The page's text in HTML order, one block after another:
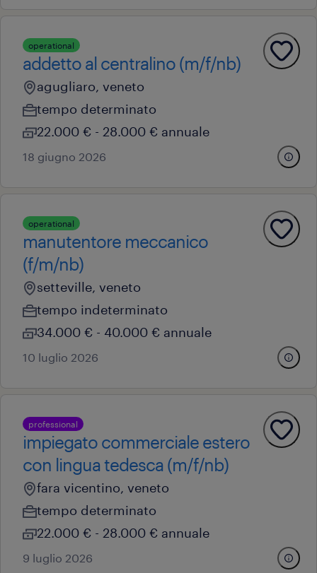
operational
addetto al centralino (m/f/nb)
agugliaro, veneto
tempo determinato
22.000 € - 28.000 € annuale
18 giugno 2026
operational
manutentore meccanico
(f/m/nb)
setteville, veneto
tempo indeterminato
34.000 € - 40.000 € annuale
10 luglio 2026
professional
impiegato commerciale estero
con lingua tedesca (m/f/nb)
fara vicentino, veneto
tempo determinato
22.000 € - 28.000 € annuale
9 luglio 2026